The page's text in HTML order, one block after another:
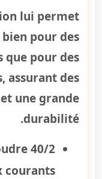
lui permet
pour des
que pour des
assurant des
une grande
durabilité.
40/2